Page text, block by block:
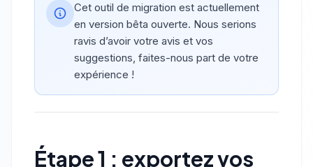
Cet outil de migration est actuellement
en version bêta ouverte. Nous serions
ravis d’avoir votre avis et vos
suggestions, faites-nous part de votre
expérience !
Étape 1 : exportez vos